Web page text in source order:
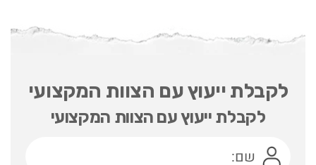
לקבלת ייעוץ עם הצוות המקצועי
לקבלת ייעוץ עם הצוות המקצועי